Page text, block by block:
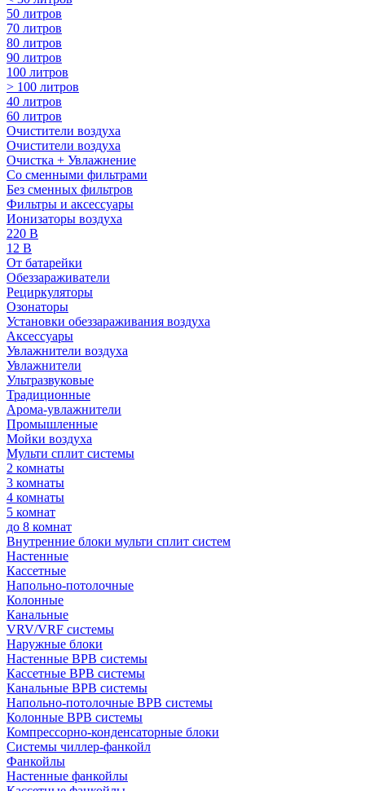
50 литров
70 литров
80 литров
90 литров
100 литров
> 100 литров
40 литров
60 литров
Очистители воздуха
Очистители воздуха
Очистка + Увлажнение
Cо сменными фильтрами
Без сменных фильтров
Фильтры и аксессуары
Ионизаторы воздуха
220 В
12 В
От батарейки
Обеззараживатели
Рециркуляторы
Озонаторы
Установки обеззараживания воздуха
Аксессуары
Увлажнители воздуха
Увлажнители
Ультразвуковые
Традиционные
Арома-увлажнители
Промышленные
Мойки воздуха
Мульти сплит системы
2 комнаты
3 комнаты
4 комнаты
5 комнат
до 8 комнат
Внутренние блоки мульти сплит систем
Настенные
Кассетные
Напольно-потолочные
Колонные
Канальные
VRV/VRF системы
Наружные блоки
Настенные ВРВ системы
Кассетные ВРВ системы
Канальные ВРВ системы
Напольно-потолочные ВРВ системы
Колонные ВРВ системы
Компрессорно-конденсаторные блоки
Системы чиллер-фанкойл
Фанкойлы
Настенные фанкойлы